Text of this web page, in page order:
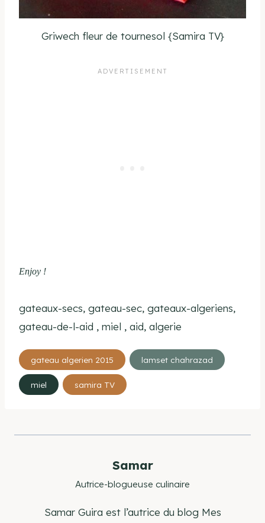
Griwech fleur de tournesol {Samira TV}
Enjoy !
gateaux-secs, gateau-sec, gateaux-algeriens,
gateau-de-l-aid , miel , aid, algerie
Étiquettes
de
la
gateau algerien 2015 lamset chahrazad
miel samira TV
Samar
Autrice-blogueuse culinaire
Samar Guira est l’autrice du blog Mes